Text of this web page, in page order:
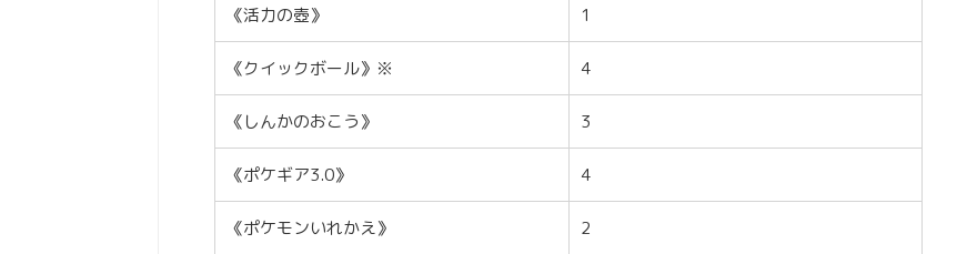
《活力の壺》 1
《クイックボール》※ 4
《しんかのおこう》 3
《ポケギア3.0》 4
《ポケモンいれかえ》 2